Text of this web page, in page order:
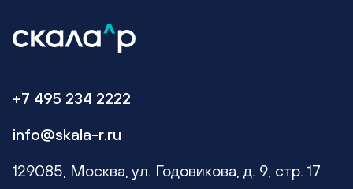
+7 495 234 2222
info@skala-r.ru
129085, Москва, ул. Годовикова, д. 9, стр. 17